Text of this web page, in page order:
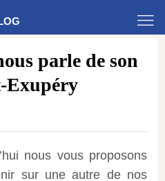
parle de son
Exupéry
nous vous proposons
sur une autre de nos